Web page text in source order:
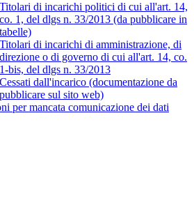
Titolari di incarichi politici di cui all'art. 14,
co. 1, del dlgs n. 33/2013 (da pubblicare in
tabelle)
Titolari di incarichi di amministrazione, di
direzione o di governo di cui all'art. 14, co.
1-bis, del dlgs n. 33/2013
Cessati dall'incarico (documentazione da
pubblicare sul sito web)
per mancata comunicazione dei dati